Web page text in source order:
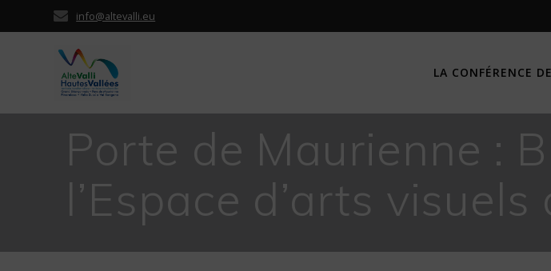
au
info@altevalli.eu
LA CONFÉRENCE
Porte de Maurienne :
l’Espace d’arts visuels